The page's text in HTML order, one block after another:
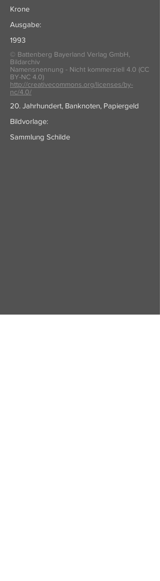
Krone
Ausgabe:
1993
© Battenberg Bayerland Verlag GmbH,
Bildarchiv
Namensnennung - Nicht kommerziell 4.0 (CC
BY-NC 4.0)
http://creativecommons.org/licenses/by-
nc/4.0/
20. Jahrhundert, Banknoten, Papiergeld
Bildvorlage:
Sammlung Schilde